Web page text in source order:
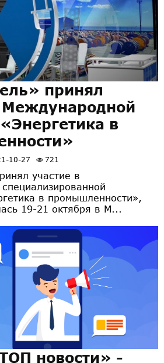
принял
Международной
в
10-27 721
участие в
в промышленности»,
19-21 октября в М...
новости» -